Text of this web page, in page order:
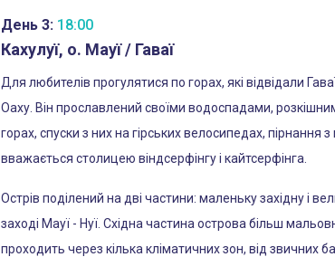
День 3: 18:00
Кахулуї, о. Мауї / Гаваї
Для любителів прогулятися по горах, які відвідали
Оаху. Він прославлений своїми водоспадами,
горах, спуски з них на гірських велосипедах,
вважається столицею віндсерфінгу і кайтсерфінга.
Острів поділений на дві частини: маленьку західну і
заході Мауї - Нуї. Східна частина острова більш
проходить через кілька кліматичних зон, від звичних